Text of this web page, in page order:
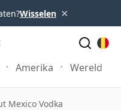
Wisselen ×
Amerika Wereld
Mexico Vodka